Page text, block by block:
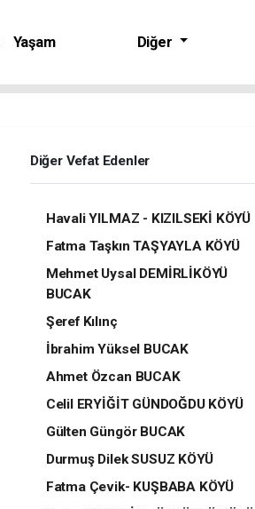
Yaşam
Diğer
Diğer Vefat Edenler
Havali YILMAZ - KIZILSEKİ KÖYÜ
Fatma Taşkın TAŞYAYLA KÖYÜ
Mehmet Uysal DEMİRLİKÖYÜ
BUCAK
Şeref Kılınç
İbrahim Yüksel BUCAK
Ahmet Özcan BUCAK
Celil ERYİĞİT GÜNDOĞDU KÖYÜ
Gülten Güngör BUCAK
Durmuş Dilek SUSUZ KÖYÜ
Fatma Çevik- KUŞBABA KÖYÜ